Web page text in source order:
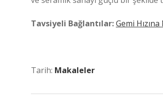
Tavsiyeli Bağlantılar:Gemi
Tarih: Makaleler